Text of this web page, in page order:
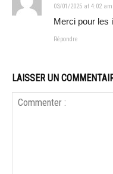
03/01/2025 at 4:02 am
Merci pour les
Répondre
LAISSER UN